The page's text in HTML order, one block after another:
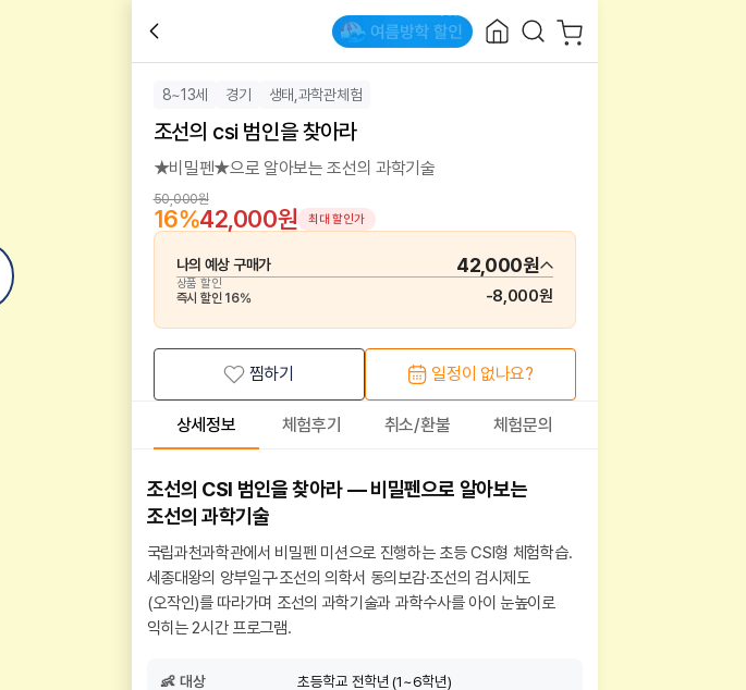
8~13세 경기 생태,과학관체험
조선의 csi 범인을 찾아라
★비밀펜★으로 알아보는 조선의 과학기술
50,000원
16%42,000원 최대 할인가
나의 예상 구매가 42,000원
상품 할인
즉시 할인 16% -8,000원
찜하기 일정이 없나요?
상세정보 체험후기 취소/환불 체험문의
조선의 CSI 범인을 찾아라 — 비밀펜으로 알아보는
조선의 과학기술
국립과천과학관에서 비밀펜 미션으로 진행하는 초등 CSI형 체험학습.
세종대왕의 앙부일구·조선의 의학서 동의보감·조선의 검시제도
(오작인)를 따라가며 조선의 과학기술과 과학수사를 아이 눈높이로
익히는 2시간 프로그램.
👶 대상
초등학교 전학년 (1~6학년)